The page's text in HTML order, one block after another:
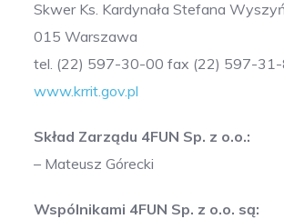
Skwer Ks. Kardynała Stefana
015 Warszawa
tel. (22) 597-30-00 fax (22) 597-
www.krrit.gov.pl
Skład Zarządu 4FUN Sp. z o.o.:
– Mateusz Górecki
Wspólnikami 4FUN Sp. z o.o. są: